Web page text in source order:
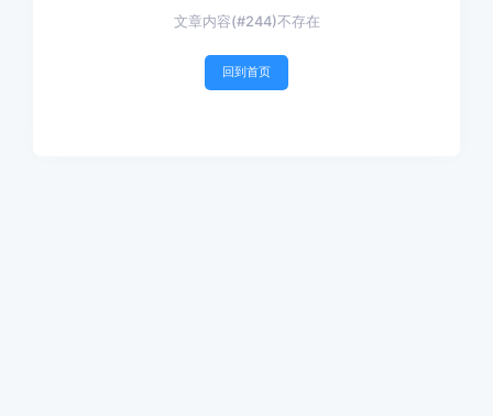
文章内容(#244)不存在
回到首页